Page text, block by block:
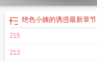
绝色小姨的诱惑最新章节
215
213